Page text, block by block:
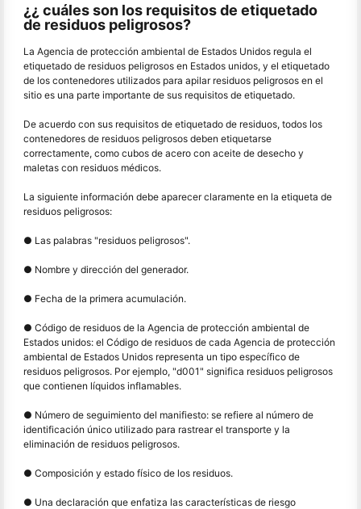
¿¿ cuáles son los requisitos de etiquetado
de residuos peligrosos?
La Agencia de protección ambiental de Estados Unidos regula el
etiquetado de residuos peligrosos en Estados unidos, y el etiquetado
de los contenedores utilizados para apilar residuos peligrosos en el
sitio es una parte importante de sus requisitos de etiquetado.
De acuerdo con sus requisitos de etiquetado de residuos, todos los
contenedores de residuos peligrosos deben etiquetarse
correctamente, como cubos de acero con aceite de desecho y
maletas con residuos médicos.
La siguiente información debe aparecer claramente en la etiqueta de
residuos peligrosos:
● Las palabras "residuos peligrosos".
● Nombre y dirección del generador.
● Fecha de la primera acumulación.
● Código de residuos de la Agencia de protección ambiental de
Estados unidos: el Código de residuos de cada Agencia de protección
ambiental de Estados Unidos representa un tipo específico de
residuos peligrosos. Por ejemplo, "d001" significa residuos peligrosos
que contienen líquidos inflamables.
● Número de seguimiento del manifiesto: se refiere al número de
identificación único utilizado para rastrear el transporte y la
eliminación de residuos peligrosos.
● Composición y estado físico de los residuos.
● Una declaración que enfatiza las características de riesgo